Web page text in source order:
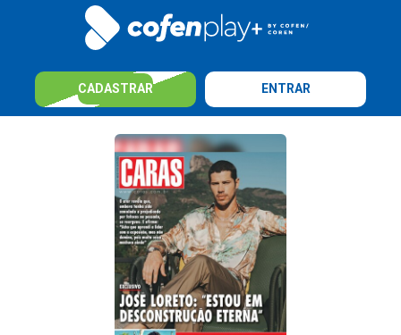
CADASTRAR ENTRAR